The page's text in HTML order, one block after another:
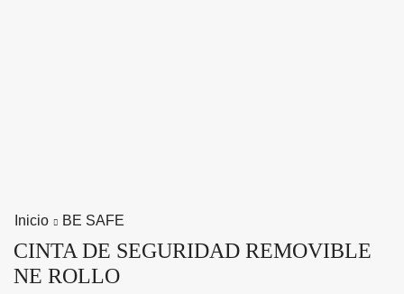
Inicio BE SAFE
CINTA DE SEGURIDAD REMOVIBLE
NE ROLLO